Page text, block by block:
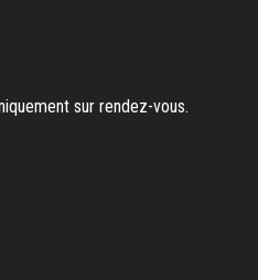
sur rendez-vous.